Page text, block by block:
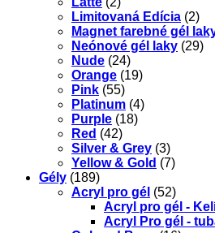
Limitovaná Edícia (2)
Magnet farebné gél
Neónové gél laky (29)
Nude (24)
Orange (19)
Pink (55)
Platinum (4)
Purple (18)
Red (42)
Silver & Grey (3)
Yellow & Gold (7)
Gély (189)
Acryl pro gél (52)
Acryl pro gél -
Acryl Pro gél -